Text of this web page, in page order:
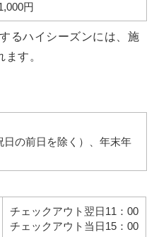
円
るハイシーズンには、施
す。
の前日を除く）、年末年
チェックアウト翌日11：00
チェックアウト当日15：00